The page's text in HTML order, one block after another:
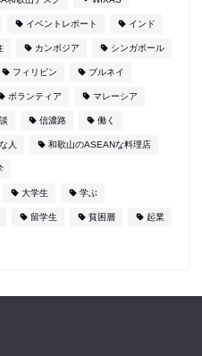
イベントレポート インド
カンボジア シンガポール
フィリピン ブルネイ
ボランティア マレーシア
信濃路 働く
人 和歌山のASEANな料理店
大学生 学ぶ
留学生 貧困層 起業